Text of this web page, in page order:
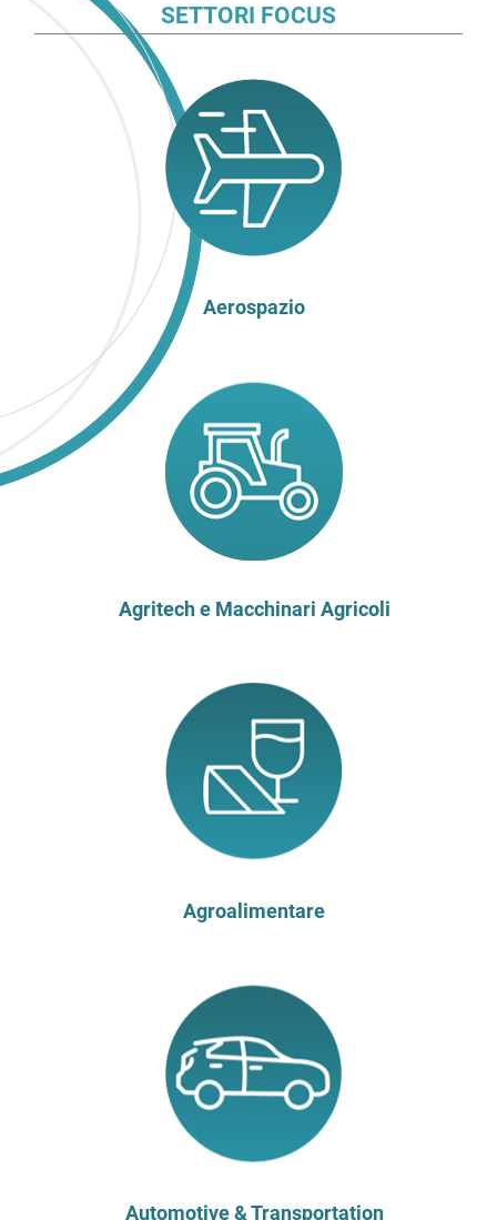
SETTORI FOCUS
Aerospazio
Agritech e Macchinari Agricoli
Agroalimentare
Automotive & Transportation